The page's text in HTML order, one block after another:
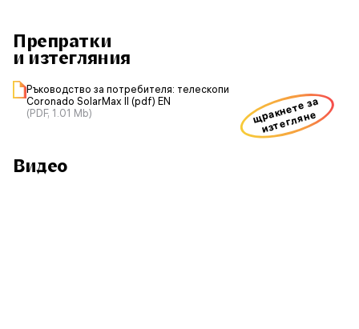
Препратки
и изтегляния
Ръководство за потребителя: телескопи
Coronado SolarMax II (pdf) EN
(PDF, 1.01 Mb)
щракнете за
изтегляне
Видео